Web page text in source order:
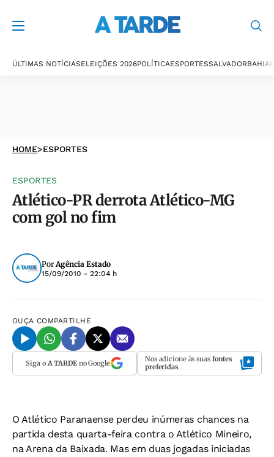
ÚLTIMAS NOTÍCIASELEIÇÕES 2026POLÍTICAESPORTESSALVADORBAHIA
HOME>ESPORTES
ESPORTES
Atlético-PR derrota Atlético-MG
com gol no fim
PorAgência Estado
15/09/2010 - 22:04 h
OUÇA COMPARTILHE
Siga o A TARDEno Google Nos adicione às suas fontes
preferidas
O Atlético Paranaense perdeu inúmeras chances na
partida desta quarta-feira contra o Atlético Mineiro,
na Arena da Baixada. Mas em duas jogadas iniciadas